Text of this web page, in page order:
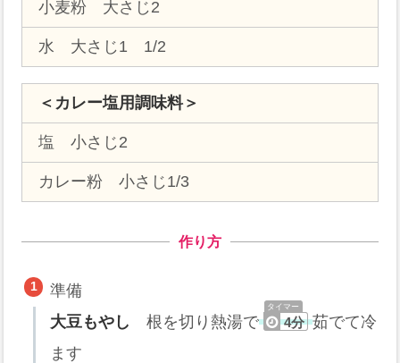
小麦粉 大さじ2
水 大さじ1 1/2
＜カレー塩用調味料＞
塩 小さじ2
カレー粉 小さじ1/3
作り方
準備
大豆もやし
根を切り熱湯で 4分 茹でて冷
ます